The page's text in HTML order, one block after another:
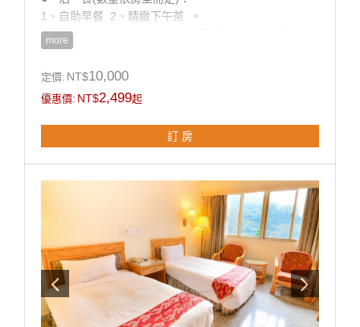
1、自助早餐 2、精緻下午茶 。
(過年期間115/02/16~115/02/21房價皆含自助式早晚餐)
●水療館及露天湯風呂免費泡湯（請著泳裝及泳帽、VIP
尊爵男女裸湯假日才開放）。
●使用彩虹歡樂廣場（健身房、兒童遊戲區及桌球、撞
球）。
●免費參與夜間活動（養生地瓜湯圓DIY ，視住房當日活
僅限網路訂房，不適用於現場或電話訂房，現場或電話
注意事項：1.以上價格含服務費及營業稅，僅限個人使
用，恕不接受團體預定。
2.本飯店保留變更行程之權力，行程或內容有異動，依
現場為主。
3.本套裝行程不與飯店優惠折扣或住宿券併用。
more
定價: NT$10,000
優惠價: NT$2,499起
訂 房